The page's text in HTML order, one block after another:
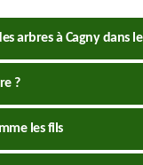
arbres à Cagny dans
?
les fils